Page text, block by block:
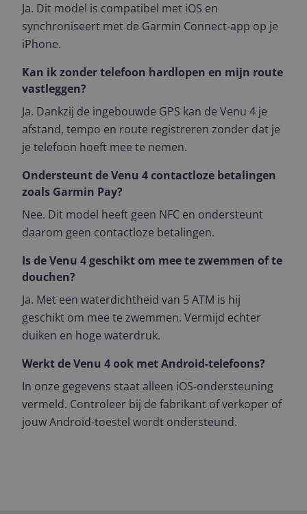
Ja. Dit model is compatibel met iOS en
synchroniseert met de Garmin Connect-app op je
iPhone.
Kan ik zonder telefoon hardlopen en mijn route
vastleggen?
Ja. Dankzij de ingebouwde GPS kan de Venu 4 je
afstand, tempo en route registreren zonder dat je
je telefoon hoeft mee te nemen.
Ondersteunt de Venu 4 contactloze betalingen
zoals Garmin Pay?
Nee. Dit model heeft geen NFC en ondersteunt
daarom geen contactloze betalingen.
Is de Venu 4 geschikt om mee te zwemmen of te
douchen?
Ja. Met een waterdichtheid van 5 ATM is hij
geschikt om mee te zwemmen. Vermijd echter
duiken en hoge waterdruk.
Werkt de Venu 4 ook met Android-telefoons?
In onze gegevens staat alleen iOS-ondersteuning
vermeld. Controleer bij de fabrikant of verkoper of
jouw Android-toestel wordt ondersteund.